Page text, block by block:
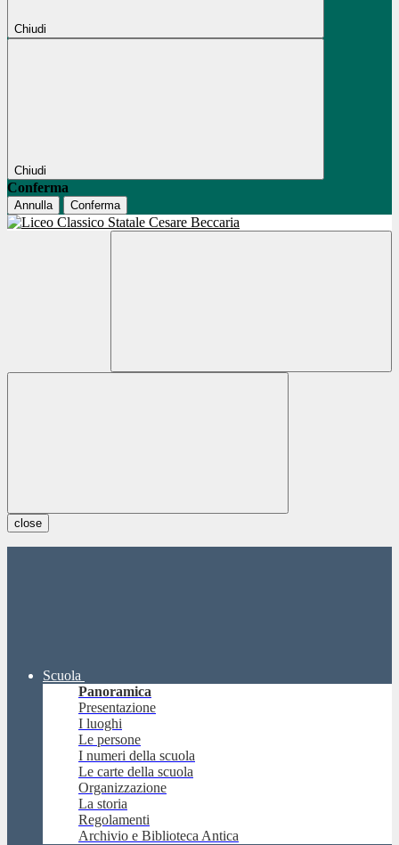
Chiudi
Chiudi
Conferma
Annulla Conferma
close
Scuola
Panoramica
Presentazione
I luoghi
Le persone
I numeri della scuola
Le carte della scuola
Organizzazione
La storia
Regolamenti
Archivio e Biblioteca Antica